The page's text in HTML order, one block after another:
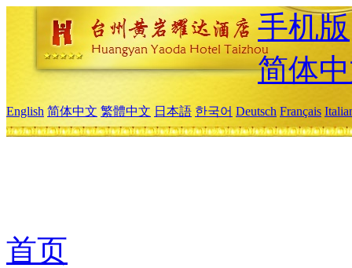
手机版
简体
English 简体中文 繁體中文 日本語 한국어 Deutsch Français
首页